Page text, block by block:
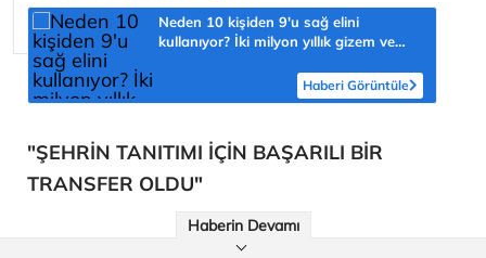
Neden 10 kişiden 9'u sağ elini
kullanıyor? İki milyon yıllık gizem ve
Haberi Görüntüle
"ŞEHRİN TANITIMI İÇİN BAŞARILI BİR
TRANSFER OLDU"
Haberin Devamı